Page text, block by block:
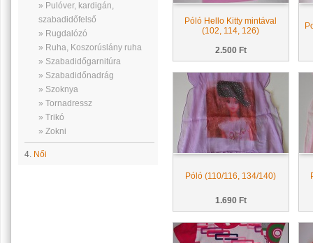
» Pulóver, kardigán,
szabadidőfelső
» Rugdalózó
» Ruha, Koszorúslány ruha
» Szabadidőgarnitúra
» Szabadidőnadrág
» Szoknya
» Tornadressz
» Trikó
» Zokni
4. Női
Póló Hello Kitty mintával
(102, 114, 126)
2.500 Ft
Póló (110/116, 134/140)
1.690 Ft